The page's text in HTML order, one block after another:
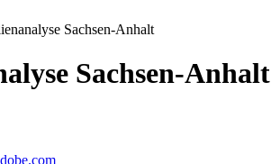
Sachsen-Anhalt
Sachsen-Anhalt